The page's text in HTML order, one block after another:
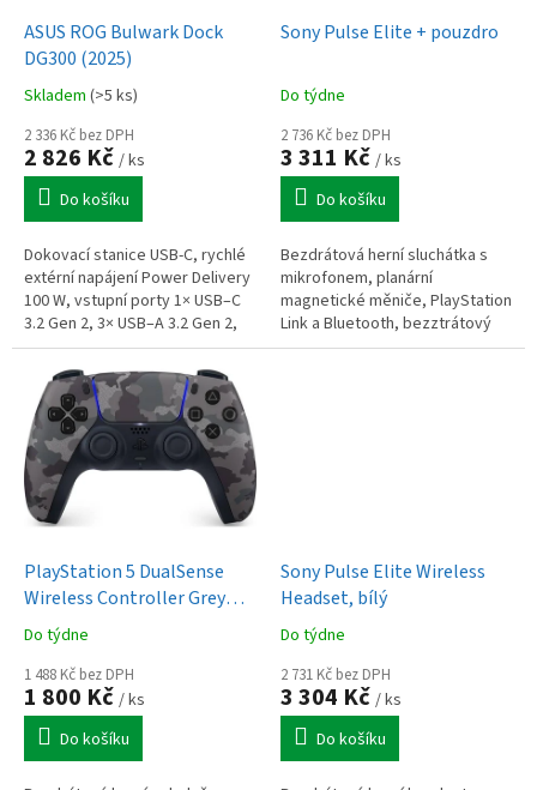
ASUS ROG Bulwark Dock
DG300 (2025)
Skladem (>5 ks)
2 336 Kč bez DPH
2 826 Kč / ks
Do košíku
Dokovací stanice USB-C, rychlé
extérní napájení Power Delivery
100 W, vstupní porty 1× USB–C
3.2 Gen 2, 3× USB–A 3.2 Gen 2,
1× HDMI 2.1, audio Jack 3,5mm,
materiál plast,...
Sony Pulse Elite + pouzdro
Do týdne
2 736 Kč bez DPH
3 311 Kč / ks
Do košíku
Bezdrátová herní sluchátka s
mikrofonem, planární
magnetické měniče, PlayStation
Link a Bluetooth, bezztrátový
přenos zvuku s nízkou latencí,
PlayStation 5 DualSense
Wireless Controller Grey
Camo V3
Do týdne
1 488 Kč bez DPH
1 800 Kč / ks
Do košíku
Sony Pulse Elite Wireless
Headset, bílý
Do týdne
2 731 Kč bez DPH
3 304 Kč / ks
Do košíku